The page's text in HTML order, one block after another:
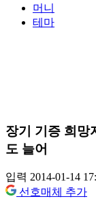
머니
테마
장기 기증 희
도 늘어
입력 2014-01-14
선호매체 추가